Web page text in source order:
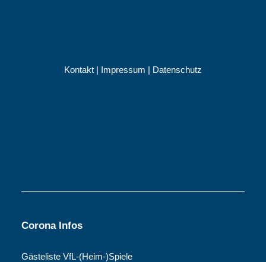
Kontakt | Impressum | Datenschutz
Corona Infos
Gästeliste VfL-(Heim-)Spiele